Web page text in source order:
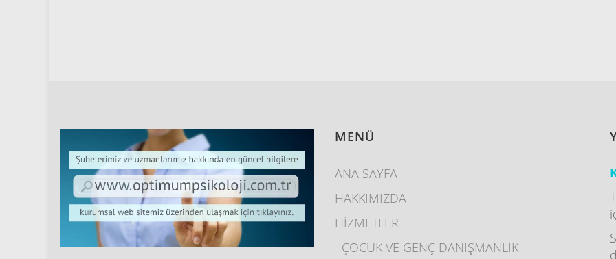
MENÜ
ANA SAYFA
HAKKIMIZDA
HİZMETLER
ÇOCUK VE GENÇ DANIŞMANLIK